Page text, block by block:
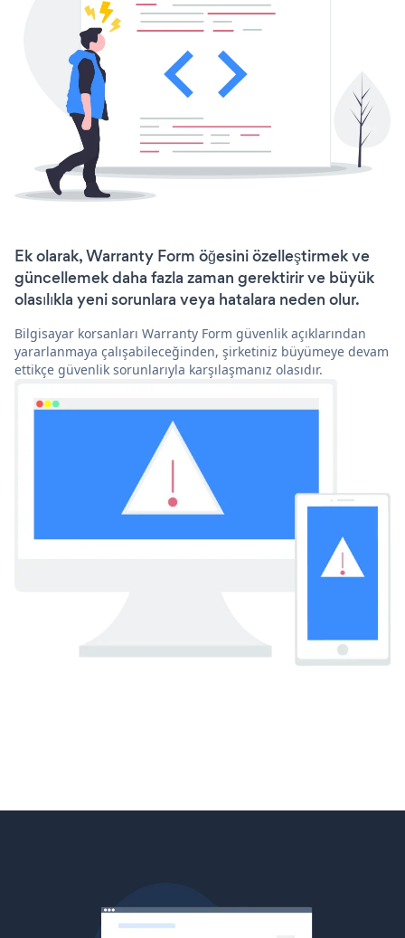
Ek olarak, Warranty Form öğesini özelleştirmek ve
güncellemek daha fazla zaman gerektirir ve büyük
olasılıkla yeni sorunlara veya hatalara neden olur.
Bilgisayar korsanları Warranty Form güvenlik açıklarından
yararlanmaya çalışabileceğinden, şirketiniz büyümeye devam
ettikçe güvenlik sorunlarıyla karşılaşmanız olasıdır.